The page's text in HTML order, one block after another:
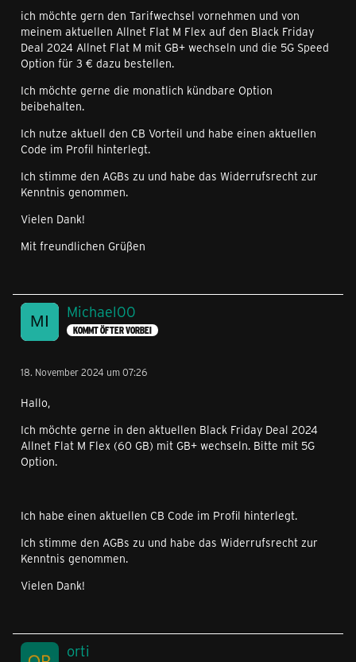
ich möchte gern den Tarifwechsel vornehmen und von
meinem aktuellen Allnet Flat M Flex auf den Black Friday
Deal 2024 Allnet Flat M mit GB+ wechseln und die 5G Speed
Option für 3 € dazu bestellen.
Ich möchte gerne die monatlich kündbare Option
beibehalten.
Ich nutze aktuell den CB Vorteil und habe einen aktuellen
Code im Profil hinterlegt.
Ich stimme den AGBs zu und habe das Widerrufsrecht zur
Kenntnis genommen.
Vielen Dank!
Mit freundlichen Grüßen
Michael00
KOMMT ÖFTER VORBEI
18. November 2024 um 07:26
Hallo,
Ich möchte gerne in den aktuellen Black Friday Deal 2024
Allnet Flat M Flex (60 GB) mit GB+ wechseln. Bitte mit 5G
Option.
Ich habe einen aktuellen CB Code im Profil hinterlegt.
Ich stimme den AGBs zu und habe das Widerrufsrecht zur
Kenntnis genommen.
Vielen Dank!
orti